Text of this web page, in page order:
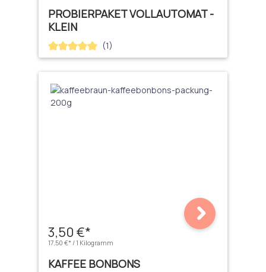
PROBIERPAKET VOLLAUTOMAT -
KLEIN
Durchschnittliche Bewertung von 5 von 5 Sternen
(1)
3,50 €*
17,50 €* / 1 Kilogramm
KAFFEE BONBONS